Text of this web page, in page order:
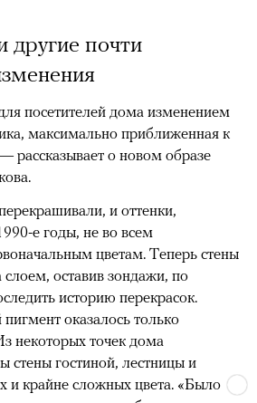
другие почти
посетителей дома изменением
максимально приближенная к
рассказывает о новом образе
и оттенки,
е годы, не во всем
цветам. Теперь стены
слоем, оставив зондажи, по
историю перекрасок.
оказалось только
некоторых точек дома
стены гостиной, лестницы и
и крайне сложных цвета. «Было